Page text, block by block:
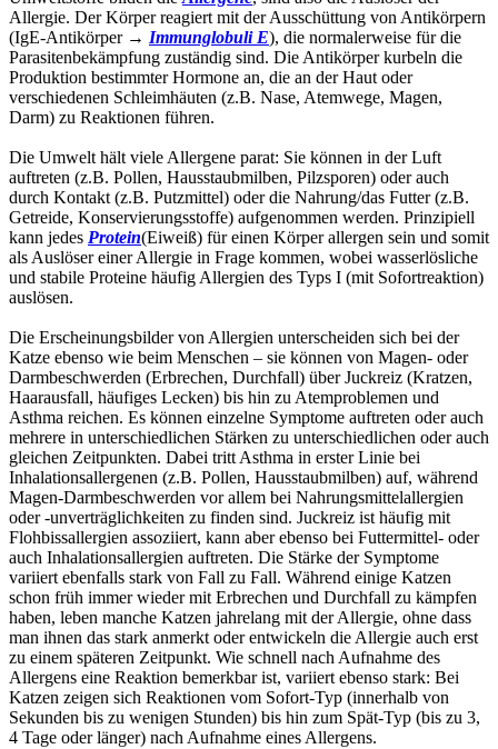
Allergie. Der Körper reagiert mit der Ausschüttung von Antikörpern
(IgE-Antikörper → Immunglobuli E), die normalerweise für die
Parasitenbekämpfung zuständig sind. Die Antikörper kurbeln die
Produktion bestimmter Hormone an, die an der Haut oder
verschiedenen Schleimhäuten (z.B. Nase, Atemwege, Magen,
Darm) zu Reaktionen führen.
Die Umwelt hält viele Allergene parat: Sie können in der Luft
auftreten (z.B. Pollen, Hausstaubmilben, Pilzsporen) oder auch
durch Kontakt (z.B. Putzmittel) oder die Nahrung/das Futter (z.B.
Getreide, Konservierungsstoffe) aufgenommen werden. Prinzipiell
kann jedes Protein(Eiweiß) für einen Körper allergen sein und somit
als Auslöser einer Allergie in Frage kommen, wobei wasserlösliche
und stabile Proteine häufig Allergien des Typs I (mit Sofortreaktion)
auslösen.
Die Erscheinungsbilder von Allergien unterscheiden sich bei der
Katze ebenso wie beim Menschen – sie können von Magen- oder
Darmbeschwerden (Erbrechen, Durchfall) über Juckreiz (Kratzen,
Haarausfall, häufiges Lecken) bis hin zu Atemproblemen und
Asthma reichen. Es können einzelne Symptome auftreten oder auch
mehrere in unterschiedlichen Stärken zu unterschiedlichen oder auch
gleichen Zeitpunkten. Dabei tritt Asthma in erster Linie bei
Inhalationsallergenen (z.B. Pollen, Hausstaubmilben) auf, während
Magen-Darmbeschwerden vor allem bei Nahrungsmittelallergien
oder -unverträglichkeiten zu finden sind. Juckreiz ist häufig mit
Flohbissallergien assoziiert, kann aber ebenso bei Futtermittel- oder
auch Inhalationsallergien auftreten. Die Stärke der Symptome
variiert ebenfalls stark von Fall zu Fall. Während einige Katzen
schon früh immer wieder mit Erbrechen und Durchfall zu kämpfen
haben, leben manche Katzen jahrelang mit der Allergie, ohne dass
man ihnen das stark anmerkt oder entwickeln die Allergie auch erst
zu einem späteren Zeitpunkt. Wie schnell nach Aufnahme des
Allergens eine Reaktion bemerkbar ist, variiert ebenso stark: Bei
Katzen zeigen sich Reaktionen vom Sofort-Typ (innerhalb von
Sekunden bis zu wenigen Stunden) bis hin zum Spät-Typ (bis zu 3,
4 Tage oder länger) nach Aufnahme eines Allergens.